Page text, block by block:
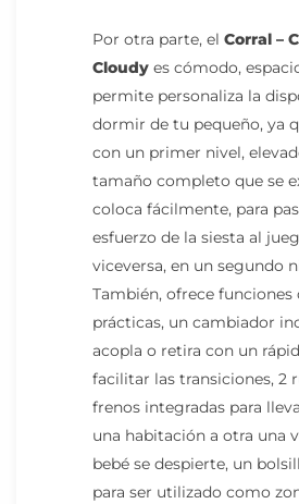
Por otra parte, el Corral –
Cloudy es cómodo,
permite personaliza la
dormir de tu pequeño, ya
con un primer nivel,
tamaño completo que se
coloca fácilmente, para
esfuerzo de la siesta al
viceversa, en un segundo
También, ofrece funciones
prácticas, un cambiador
acopla o retira con un
facilitar las transiciones, 2
frenos integradas para
una habitación a otra una
bebé se despierte, un
para ser utilizado como